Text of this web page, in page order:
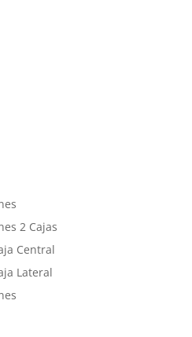
2 Cajas
Central
Lateral